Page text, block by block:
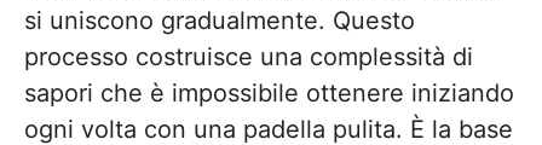
si uniscono gradualmente. Questo
processo costruisce una complessità di
sapori che è impossibile ottenere iniziando
ogni volta con una padella pulita. È la base